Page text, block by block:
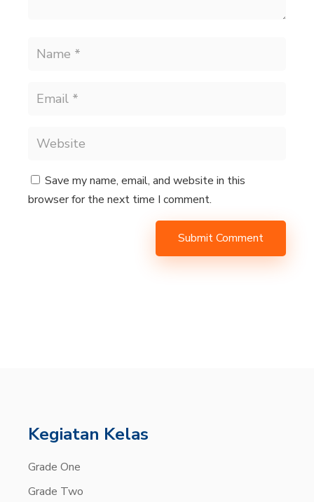
Save my name, email, and website in this
browser for the next time I comment.
Submit Comment
Kegiatan Kelas
Grade One
Grade Two